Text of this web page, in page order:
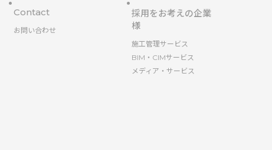
Contact
お問い合わせ
採用をお考えの企業
様
施工管理サービス
BIM・CIMサービス
メディア・サービス